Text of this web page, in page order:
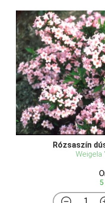
Rózsaszín
Weigela